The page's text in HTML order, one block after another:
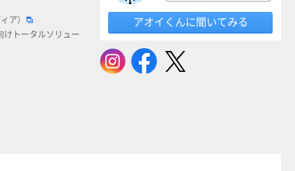
ア）
けトータルソリュー
アオイくんに聞いてみる